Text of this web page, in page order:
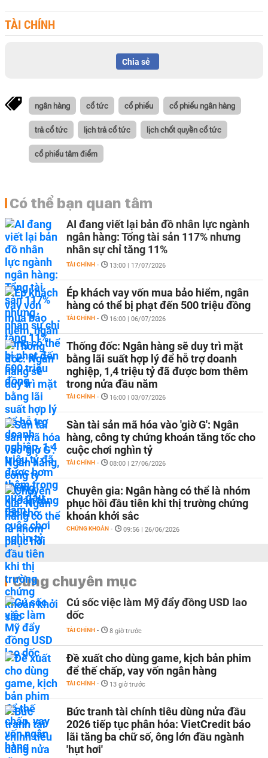
TÀI CHÍNH
Chia sẻ
ngân hàng cổ tức cổ phiếu cổ phiếu ngân hàng
trả cổ tức lịch trả cổ tức lịch chốt quyền cổ tức
cổ phiếu tâm điểm
Có thể bạn quan tâm
AI đang viết lại bản đồ nhân lực ngành
ngân hàng: Tổng tài sản 117% nhưng
nhân sự chỉ tăng 11%
TÀI CHÍNH - 13:00 | 17/07/2026
Ép khách vay vốn mua bảo hiểm, ngân
hàng có thể bị phạt đến 500 triệu đồng
TÀI CHÍNH - 16:00 | 06/07/2026
Thống đốc: Ngân hàng sẽ duy trì mặt
bằng lãi suất hợp lý để hỗ trợ doanh
nghiệp, 1,4 triệu tỷ đã được bơm thêm
trong nửa đầu năm
TÀI CHÍNH - 16:00 | 03/07/2026
Sàn tài sản mã hóa vào 'giờ G': Ngân
hàng, công ty chứng khoán tăng tốc cho
cuộc chơi nghìn tỷ
TÀI CHÍNH - 08:00 | 27/06/2026
Chuyên gia: Ngân hàng có thể là nhóm
phục hồi đầu tiên khi thị trường chứng
khoán khởi sắc
CHỨNG KHOÁN - 09:56 | 26/06/2026
Cùng chuyên mục
Cú sốc việc làm Mỹ đẩy đồng USD lao
dốc
TÀI CHÍNH - 8 giờ trước
Đề xuất cho dùng game, kịch bản phim
để thế chấp, vay vốn ngân hàng
TÀI CHÍNH - 13 giờ trước
Bức tranh tài chính tiêu dùng nửa đầu
2026 tiếp tục phân hóa: VietCredit báo
lãi tăng ba chữ số, ông lớn đầu ngành
'hụt hơi'